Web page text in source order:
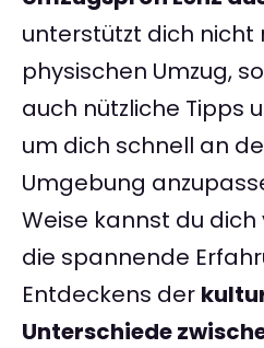
unterstützt dich nicht
physischen Umzug,
auch nützliche Tipps
um dich schnell an
Umgebung
Weise kannst du
die spannende
Entdeckens der
Unterschiede